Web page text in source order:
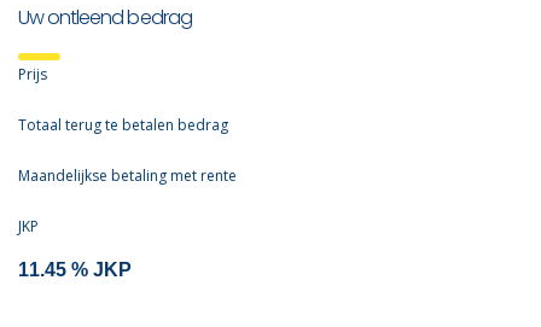
Uw ontleend bedrag
Prijs
Totaal terug te betalen bedrag
Maandelijkse betaling met rente
JKP